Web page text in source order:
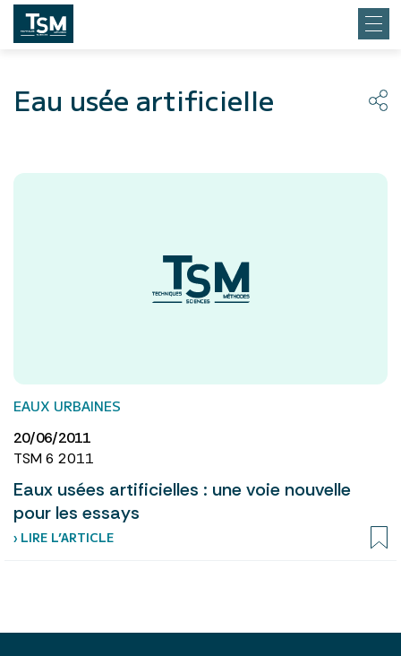
Eau usée artificielle
EAUX URBAINES
20/06/2011
TSM 6 2011
Eaux usées artificielles : une voie nouvelle
pour les essays
› LIRE L’ARTICLE